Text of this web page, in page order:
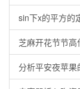
sin下x的平方的
芝麻开花节节高
分析平安夜苹